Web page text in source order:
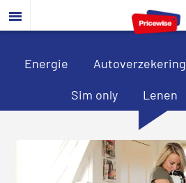
Door
naar
hoofd
Spring
naar
eerste
Spring
naar
voettekst
Energie Autoverzekering
Sim only Lenen